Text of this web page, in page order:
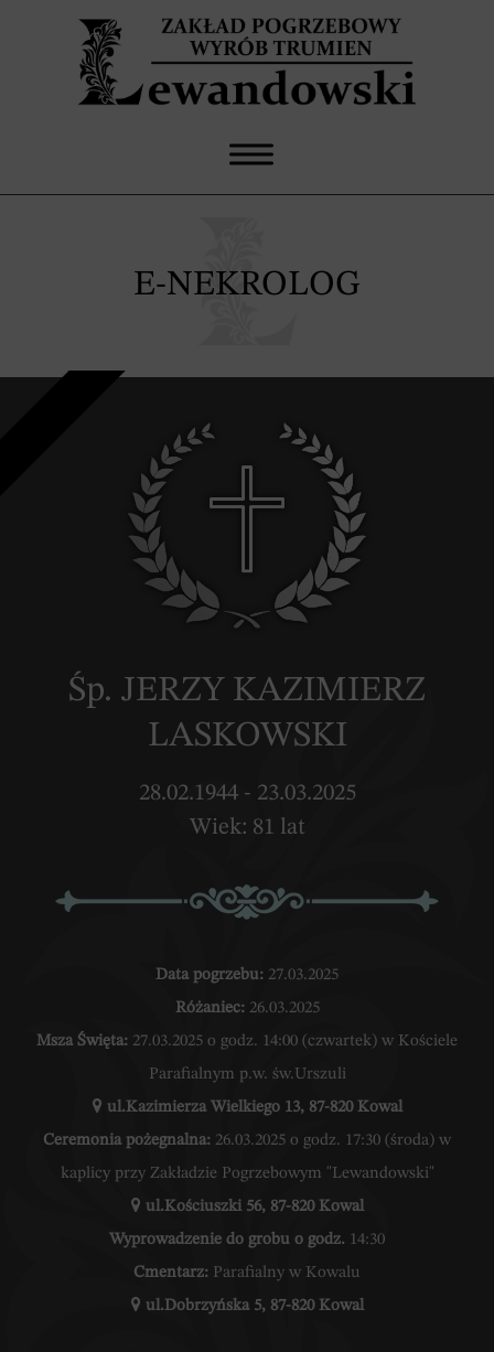
E-NEKROLOG
Śp. JERZY KAZIMIERZ
LASKOWSKI
28.02.1944 - 23.03.2025
Wiek: 81 lat
Data pogrzebu: 27.03.2025
Różaniec:26.03.2025
Msza Święta: 27.03.2025 o godz. 14:00 (czwartek) w Kościele
Parafialnym p.w. św.Urszuli
ul.Kazimierza Wielkiego 13, 87-820 Kowal
Ceremonia pożegnalna: 26.03.2025 o godz. 17:30 (środa) w
kaplicy przy Zakładzie Pogrzebowym "Lewandowski"
ul.Kościuszki 56, 87-820 Kowal
Wyprowadzenie do grobu o godz. 14:30
Cmentarz: Parafialny w Kowalu
ul.Dobrzyńska 5, 87-820 Kowal